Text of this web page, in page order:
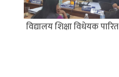
विद्यालय शिक्षा विधेयक पारित